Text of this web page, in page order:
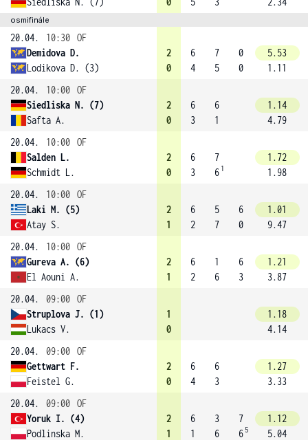
osmifinále
20.04. 10:30 OF
Demidova D.
Lodikova D. (3)
2
0
6
4
7
5
0
0
5.53
1.11
20.04.
10:00 OF
Siedliska N. (7)
Safta A.
2
0
6
3
6
1
1.14
4.79
20.04.
10:00 OF
Salden L.
Schmidt L.
2
0
6
3
7
6 1
1.72
1.98
20.04.
10:00 OF
Laki M. (5)
Atay S.
2
1
6
2
5
7
6
0
1.01
9.47
20.04.
10:00 OF
Gureva A. (6)
El Aouni A.
2
1
6
2
1
6
6
3
1.21
3.87
20.04.
09:00 OF
Struplova J. (1)
Lukacs V.
1
0
1.18
4.14
20.04.
09:00 OF
Gettwart F.
Feistel G.
2
0
6
4
6
3
1.27
3.33
20.04.
09:00 OF
Yoruk I. (4)
Podlinska M.
2
1
6
1
3
6
7
6 5
1.12
5.04